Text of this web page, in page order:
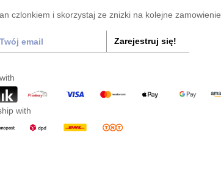
czlonkiem i skorzystaj ze znizki na kolejne zamowienie
Zarejestruj się!
with